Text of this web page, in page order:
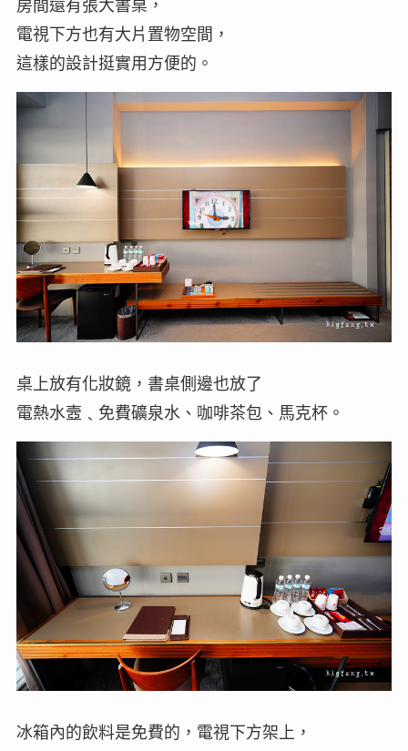
房間還有張大書桌，
電視下方也有大片置物空間，
這樣的設計挺實用方便的。
桌上放有化妝鏡，書桌側邊也放了
電熱水壼﹑免費礦泉水、咖啡茶包、馬克杯。
冰箱內的飲料是免費的，電視下方架上，